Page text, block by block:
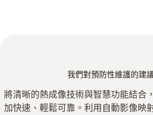
我們對預防性維護的建
將清晰的熱成像技術與智慧功能結合
加快速、輕鬆可靠。利用自動影像映